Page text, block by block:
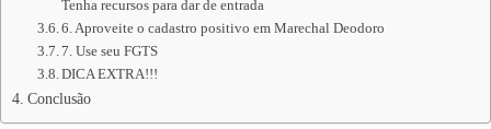
Tenha recursos para dar de entrada
6. Aproveite o cadastro positivo em Marechal Deodoro
7. Use seu FGTS
DICA EXTRA!!!
Conclusão